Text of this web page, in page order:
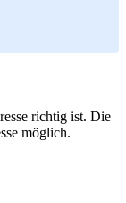
richtig ist. Die
möglich.